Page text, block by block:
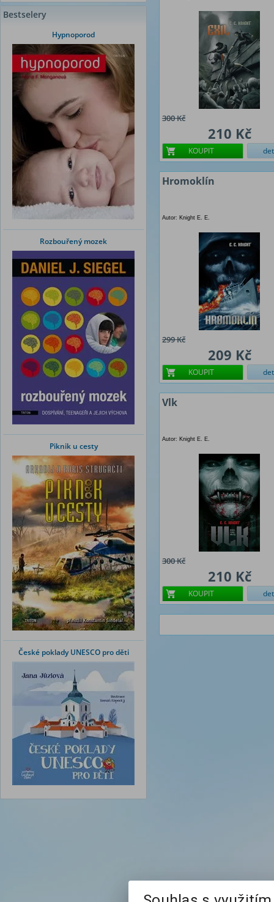
Bestselery
Hypnoporod
Rozbouřený mozek
Piknik u cesty
České poklady UNESCO pro děti
300 Kč
210 Kč
KOUPIT
Hromoklín
Autor: Knight E. E.
299 Kč
209 Kč
KOUPIT
Vlk
Autor: Knight E. E.
300 Kč
210 Kč
KOUPIT